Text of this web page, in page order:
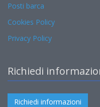
Posti barca
Cookies Policy
Privacy Policy
Richiedi
Richiedi informazioni